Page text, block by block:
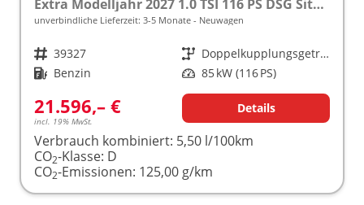
Extra Modelljahr 2027 1.0 TSI 116 PS DSG Sitzheizung inkl. 5 J. Garantie frei konfigurierbar
unverbindliche Lieferzeit: 3-5 Monate Neuwagen
Fahrzeugnr. 39327 Getriebe
Doppelkupplungsgetriebe (DSG)
Kraftstoff Benzin Leistung 85 kW (116 PS)
21.596,– €
incl. 19% MwSt.
Details
Verbrauch kombiniert: 5,50 l/100km
CO2-Klasse: D
CO2-Emissionen: 125,00 g/km